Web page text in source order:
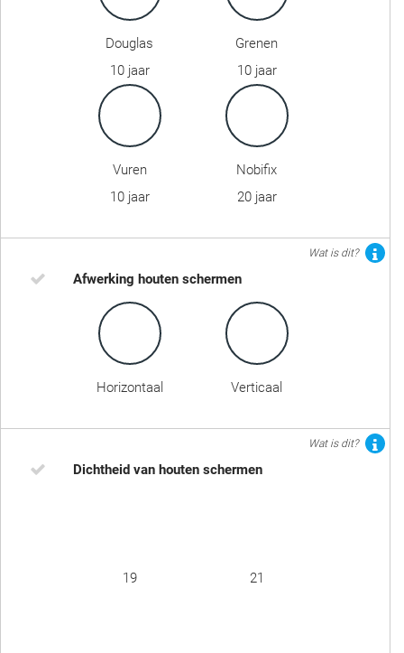
Douglas
10 jaar
Grenen
10 jaar
Vuren
10 jaar
Nobifix
20 jaar
Wat is dit?
Afwerking houten schermen
Horizontaal Verticaal
Wat is dit?
Dichtheid van houten schermen
19 21